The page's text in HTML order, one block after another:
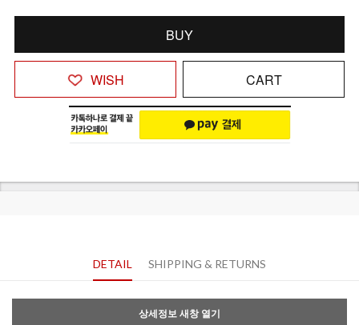
BUY
WISH CART
DETAIL SHIPPING & RETURNS
상세정보 새창 열기